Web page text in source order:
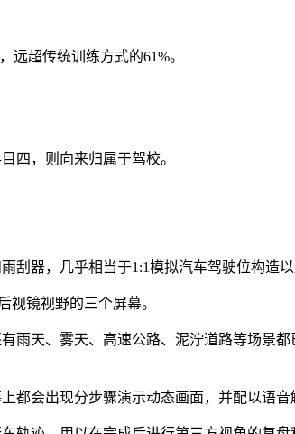
超传统训练方式的61%。
四，则向来归属于驾校。
器，几乎相当于1:1模拟汽车驾驶位构造以
镜视野的三个屏幕。
雨天、雾天、高速公路、泥泞道路等场景
都会出现分步骤演示动态画面，并配以语音